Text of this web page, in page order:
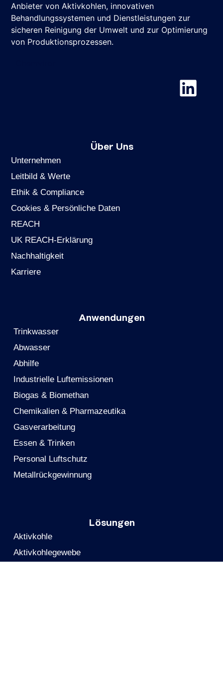
Anbieter von Aktivkohlen, innovativen
Behandlungssystemen und Dienstleistungen zur
sicheren Reinigung der Umwelt und zur Optimierung
von Produktionsprozessen.
Über Uns
Unternehmen
Leitbild & Werte
Ethik & Compliance
Cookies & Persönliche Daten
REACH
UK REACH-Erklärung
Nachhaltigkeit
Karriere
Anwendungen
Trinkwasser
Abwasser
Abhilfe
Industrielle Luftemissionen
Biogas & Biomethan
Chemikalien & Pharmazeutika
Gasverarbeitung
Essen & Trinken
Personal Luftschutz
Metallrückgewinnung
Lösungen
Aktivkohle
Aktivkohlegewebe